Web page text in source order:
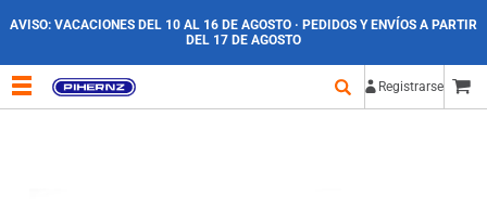
AVISO: VACACIONES DEL 10 AL 16 DE AGOSTO · PEDIDOS Y ENVÍOS A PARTIR
DEL 17 DE AGOSTO
Registrarse